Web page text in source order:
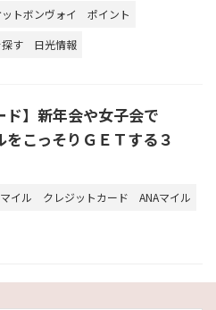
トボンヴォイ
ポイント
す
日光情報
ド】新年会や女子会で
をこっそりＧＥＴする３
マイル クレジットカード ANAマイル